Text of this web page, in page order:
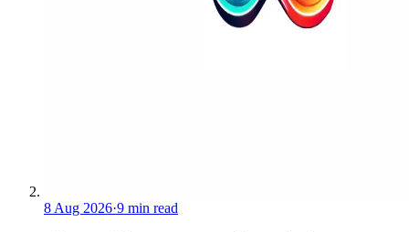
8 Aug 2026·9 min read